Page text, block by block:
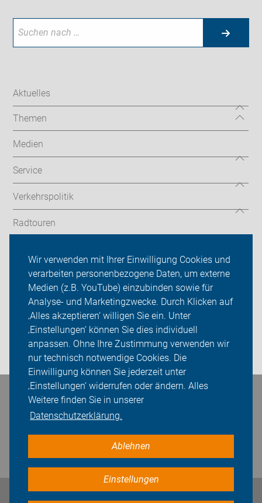
Wir verwenden mit Ihrer Einwilligung Cookies und
verarbeiten personenbezogene Daten, um externe
Medien (z.B. YouTube) einzubinden sowie für
Analyse- und Marketingzwecke. Durch Klicken auf
‚Alles akzeptieren‘ willigen Sie ein. Unter
‚Einstellungen‘ können Sie dies individuell
anpassen. Ohne Ihre Zustimmung verwenden wir
nur technisch notwendige Cookies. Die
Einwilligung können Sie jederzeit unter
‚Einstellungen‘ widerrufen oder ändern. Alles
Weitere finden Sie in unserer
Datenschutzerklärung.
Ablehnen
Einstellungen
Aktuelles
Themen
Medien
Service
Verkehrspolitik
Radtouren
Mitmachen!
Sei dabei
Presse
Login
Bleiben Sie in Kontakt